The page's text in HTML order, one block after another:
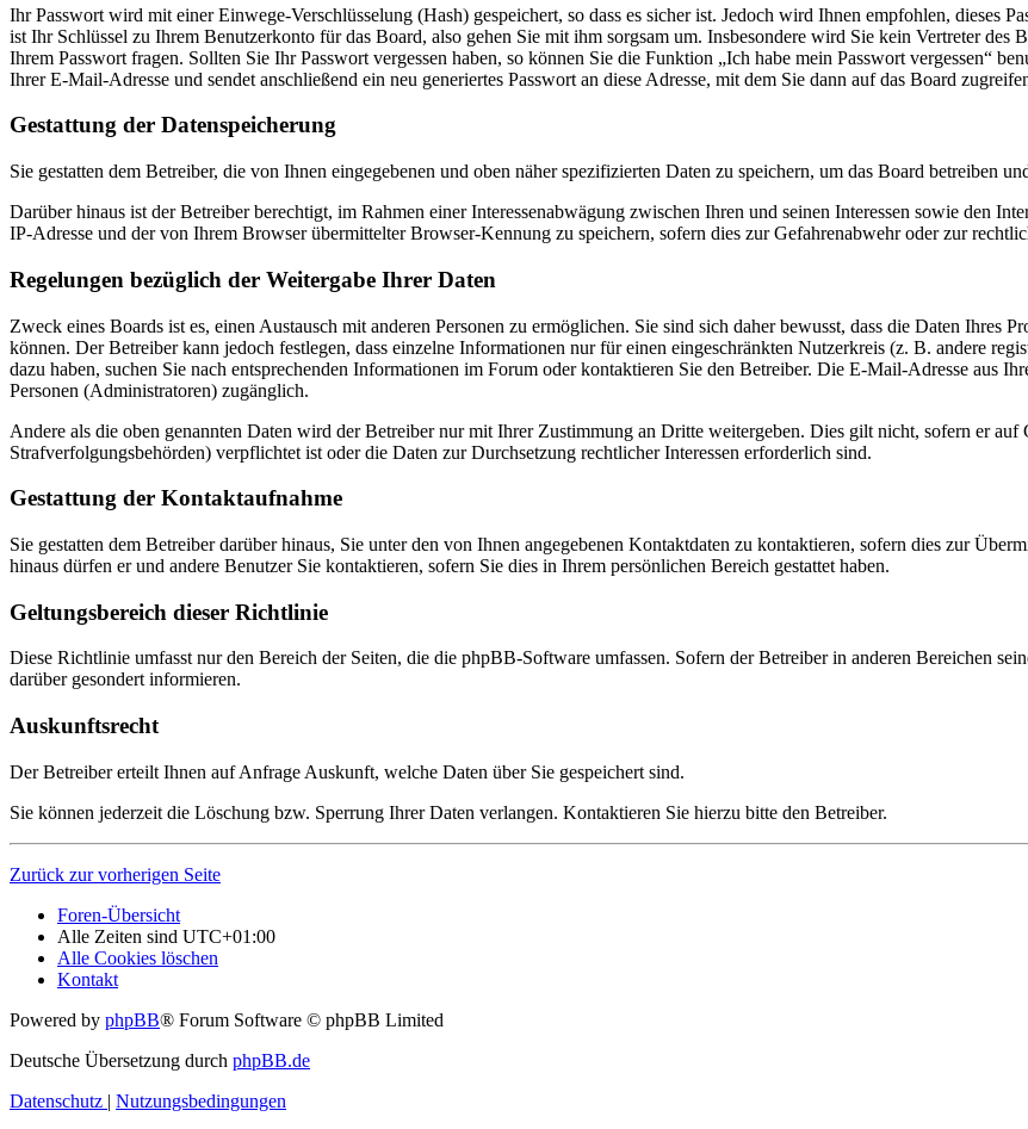
Ihr Passwort wird mit einer Einwege-Verschlüsselung (Hash) gespeichert, so dass es sicher ist. Jedoch wird Ihnen empfohlen, dieses
ist Ihr Schlüssel zu Ihrem Benutzerkonto für das Board, also gehen Sie mit ihm sorgsam um. Insbesondere wird Sie kein Vertreter
Ihrem Passwort fragen. Sollten Sie Ihr Passwort vergessen haben, so können Sie die Funktion „Ich habe mein Passwort vergessen“
Ihrer E-Mail-Adresse und sendet anschließend ein neu generiertes Passwort an diese Adresse, mit dem Sie dann auf das Board
Gestattung der Datenspeicherung
Sie gestatten dem Betreiber, die von Ihnen eingegebenen und oben näher spezifizierten Daten zu speichern, um das Board betreiben
Darüber hinaus ist der Betreiber berechtigt, im Rahmen einer Interessenabwägung zwischen Ihren und seinen Interessen sowie den
IP-Adresse und der von Ihrem Browser übermittelter Browser-Kennung zu speichern, sofern dies zur Gefahrenabwehr oder zur
Regelungen bezüglich der Weitergabe Ihrer Daten
Zweck eines Boards ist es, einen Austausch mit anderen Personen zu ermöglichen. Sie sind sich daher bewusst, dass die Daten Ihres
können. Der Betreiber kann jedoch festlegen, dass einzelne Informationen nur für einen eingeschränkten Nutzerkreis (z. B. andere
dazu haben, suchen Sie nach entsprechenden Informationen im Forum oder kontaktieren Sie den Betreiber. Die E-Mail-Adresse aus
Personen (Administratoren) zugänglich.
Andere als die oben genannten Daten wird der Betreiber nur mit Ihrer Zustimmung an Dritte weitergeben. Dies gilt nicht, sofern er
Strafverfolgungsbehörden) verpflichtet ist oder die Daten zur Durchsetzung rechtlicher Interessen erforderlich sind.
Gestattung der Kontaktaufnahme
Sie gestatten dem Betreiber darüber hinaus, Sie unter den von Ihnen angegebenen Kontaktdaten zu kontaktieren, sofern dies zur
hinaus dürfen er und andere Benutzer Sie kontaktieren, sofern Sie dies in Ihrem persönlichen Bereich gestattet haben.
Geltungsbereich dieser Richtlinie
Diese Richtlinie umfasst nur den Bereich der Seiten, die die phpBB-Software umfassen. Sofern der Betreiber in anderen Bereichen
darüber gesondert informieren.
Auskunftsrecht
Der Betreiber erteilt Ihnen auf Anfrage Auskunft, welche Daten über Sie gespeichert sind.
Sie können jederzeit die Löschung bzw. Sperrung Ihrer Daten verlangen. Kontaktieren Sie hierzu bitte den Betreiber.
Zurück zur vorherigen Seite
Foren-Übersicht
Alle Zeiten sind UTC+01:00
Alle Cookies löschen
Kontakt
Powered by phpBB® Forum Software © phpBB Limited
Deutsche Übersetzung durch phpBB.de
Datenschutz | Nutzungsbedingungen